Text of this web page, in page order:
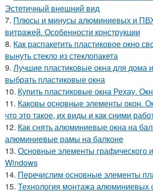
Эстетичный внешний вид
7. Плюсы и минусы алюминиевых и
витражей. Особенности конструкции
8. Как распакетить пластиковое окно
вынуть стекло из стеклопакета
9. Лучшие пластиковые окна для дома
выбрать пластиковые окна
10. Купить пластиковые окна Рехау.
11. Каковы основные элементы окон.
что это такое, их виды и как сними
12. Как снять алюминиевые окна на
алюминиевые рамы на балконе
13. Основные элементы графического
Windows
14. Перечислим основные элементы
15. Технология монтажа алюминиевых